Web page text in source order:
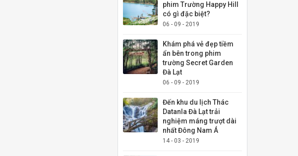
phim Trường Happy Hill
có gì đặc biệt?
06 - 09 - 2019
Khám phá vẻ đẹp tiềm
ẩn bên trong phim
trường Secret Garden
Đà Lạt
06 - 09 - 2019
Đến khu du lịch Thác
Datanla Đà Lạt trải
nghiệm máng trượt dài
nhất Đông Nam Á
14 - 03 - 2019